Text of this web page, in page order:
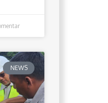
NEWS